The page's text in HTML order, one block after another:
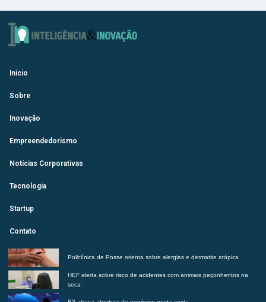
Início
Sobre
Inovação
Empreendedorismo
Notícias Corporativas
Tecnologia
Startup
Contato
Policlínica de Posse orienta sobre alergias e dermatite atópica
HEF alerta sobre risco de acidentes com animais peçonhentos na
seca